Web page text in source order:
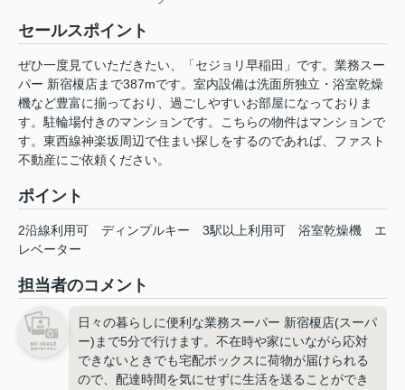
セールスポイント
ぜひ一度見ていただきたい、「セジョリ早稲田」です。業務スー
パー 新宿榎店まで387mです。室内設備は洗面所独立・浴室乾燥
機など豊富に揃っており、過ごしやすいお部屋になっておりま
す。駐輪場付きのマンションです。こちらの物件はマンションで
す。東西線神楽坂周辺で住まい探しをするのであれば、ファスト
不動産にご依頼ください。
ポイント
2沿線利用可 ディンプルキー 3駅以上利用可 浴室乾燥機
エ
レベーター
担当者のコメント
日々の暮らしに便利な業務スーパー 新宿榎店(スーパ
ー)まで5分で行けます。不在時や家にいながら応対
できないときでも宅配ボックスに荷物が届けられる
ので、配達時間を気にせずに生活を送ることができ